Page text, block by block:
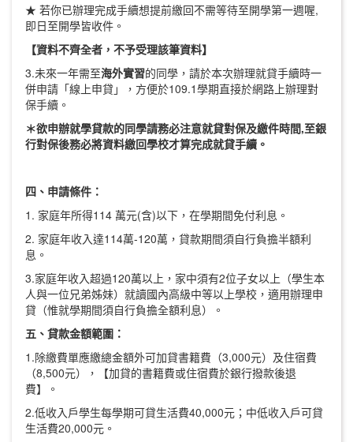
★ 若你已辦理完成手續想提前繳回不需等待至開學第一週喔,
即日至開學皆收件。
【資料不齊全者，不予受理該筆資料】
3.未來一年需至海外實習的同學，請於本次辦理就貸手續時一
併申請「線上申貸」，方便於109.1學期直接於網路上辦理對
保手續。
＊欲申辦就學貸款的同學請務必注意就貸對保及繳件時間,至銀
行對保後務必將資料繳回學校才算完成就貸手續。
四、申請條件：
1. 家庭年所得114 萬元(含)以下，在學期間免付利息。
2. 家庭年收入達114萬-120萬，貸款期間須自行負擔半額利
息。
3.家庭年收入超過120萬以上，家中須有2位子女以上（學生本
人與一位兄弟姊妹）就讀國內高級中等以上學校，適用辦理申
貸（惟就學期間須自行負擔全額利息）。
五、貸款金額範圍：
1.除繳費單應繳總金額外可加貸書籍費（3,000元）及住宿費
（8,500元），【加貸的書籍費或住宿費於銀行撥款後退
費】。
2.低收入戶學生每學期可貸生活費40,000元；中低收入戶可貸
生活費20,000元。